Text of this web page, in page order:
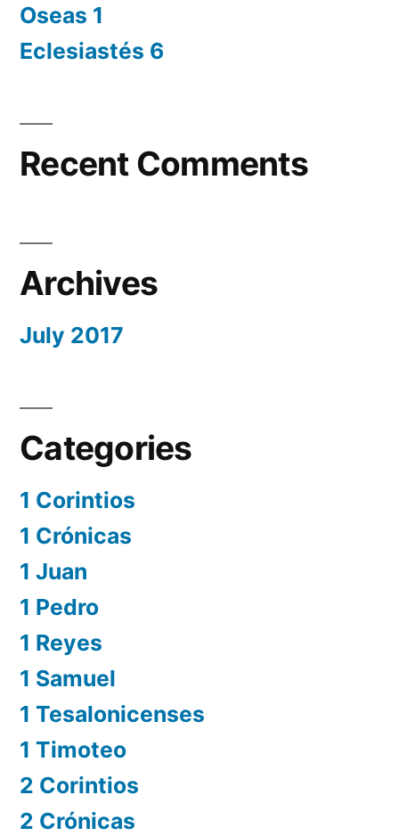
Oseas 1
Eclesiastés 6
Recent Comments
Archives
July 2017
Categories
1 Corintios
1 Crónicas
1 Juan
1 Pedro
1 Reyes
1 Samuel
1 Tesalonicenses
1 Timoteo
2 Corintios
2 Crónicas